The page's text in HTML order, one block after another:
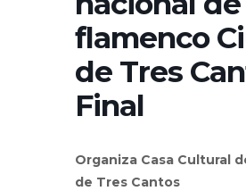
flamenco
de Tres
Final
Organiza Casa Cultural
de Tres Cantos